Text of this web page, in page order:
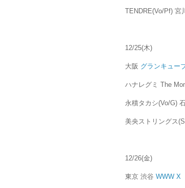
TENDRE(Vo/Pf) 宮
12/25(木)
大阪 グランキュー
ハナレグミ The
永積タカシ(Vo/G)
美央ストリングス
12/26(金)
東京 渋谷 WWW X